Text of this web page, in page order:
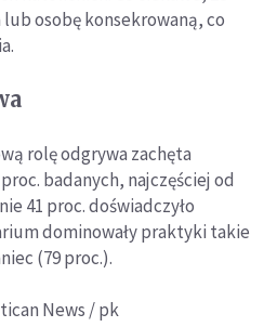
osobę konsekrowaną, co
rolę odgrywa zachęta
badanych, najczęściej od
41 proc. doświadczyło
dominowały praktyki takie
(79 proc.).
News / pk